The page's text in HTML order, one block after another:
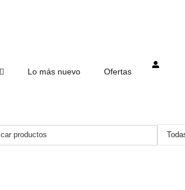
Lo más nuevo Ofertas